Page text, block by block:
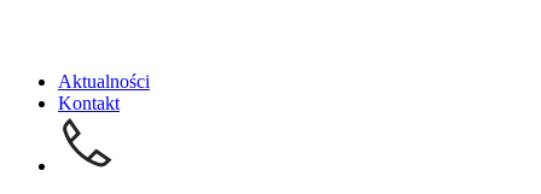
Aktualności
Kontakt